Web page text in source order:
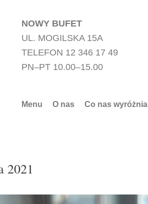
NOWY BUFET
UL. MOGILSKA 15A
TELEFON 12 346 17 49
PN–PT 10.00–15.00
Menu O nas Co nas wyróżnia
2021